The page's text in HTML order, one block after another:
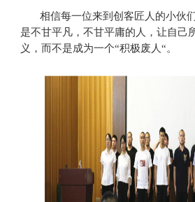
相信每一位来到创客匠人的小伙
是不甘平凡，不甘平庸的人，让自己
义，而不是成为一个“积极废人“。